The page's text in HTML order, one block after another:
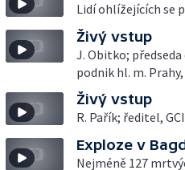
Lidí ohlížejících se
Živý vstup
J. Obitko;
podnik hl. m.
Živý vstup
R. Pařík; ředitel,
Exploze v
Nejméně 127